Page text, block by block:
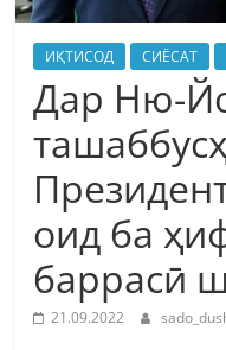
ИҚТИСОД СИЁСАТ
Дар Ню-
оид ба
баррасӣ
21.09.2022